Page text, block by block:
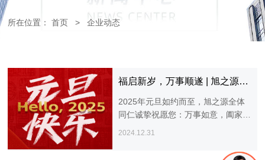
所在位置：首页 >企业动态
福启新岁，万事顺遂 | 旭之源科技恭祝大家元旦快乐！
2025年元旦如约而至，旭之源全体
同仁诚挚祝愿您：万事如意，阖家幸
2024.12.31